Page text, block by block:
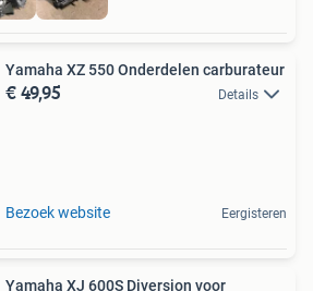
Yamaha XZ 550 Onderdelen carburateur
€ 49,95 Details
Bezoek website Eergisteren
Yamaha XJ 600S Diversion voor